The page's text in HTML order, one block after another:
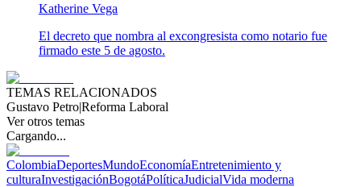
Katherine Vega
El decreto que nombra al excongresista como notario fue
firmado este 5 de agosto.
TEMAS RELACIONADOS
Gustavo Petro|Reforma Laboral
Ver otros temas
Cargando...
ColombiaDeportesMundoEconomíaEntretenimiento y
culturaInvestigaciónBogotáPolíticaJudicialVida moderna